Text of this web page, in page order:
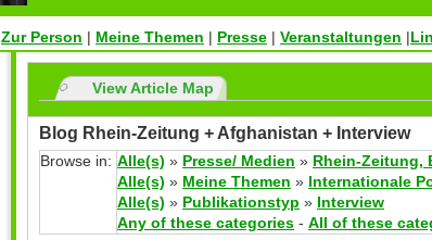
Zur Person | Meine Themen | Presse | Veranstaltungen |
View Article Map
Blog Rhein-Zeitung + Afghanistan + Interview
Browse in: Alle(s) » Presse/ Medien » Rhein-Zeitung,
Alle(s) » Meine Themen » Internationale
Alle(s) » Publikationstyp » Interview
Any of these categories - All of these